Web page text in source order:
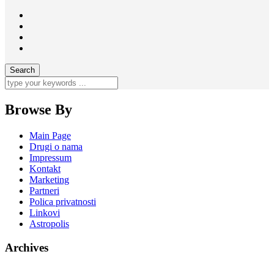
Browse By
Main Page
Drugi o nama
Impressum
Kontakt
Marketing
Partneri
Polica privatnosti
Linkovi
Astropolis
Archives